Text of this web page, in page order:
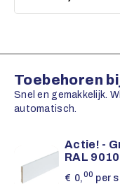
Toebehoren
Snel en gemakkelijk.
automatisch.
Actie! -
RAL
€ 0,00 per